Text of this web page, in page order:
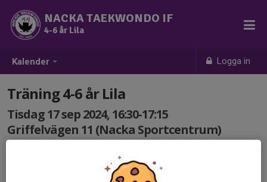
Kalender Logga in
NACKA TAEKWONDO IF
4-6 år Lila
Träning 4-6 år Lila
Tisdag 17 sep 2024, 16:30-17:15
Griffelvägen 11 (Nacka Sportcentrum)